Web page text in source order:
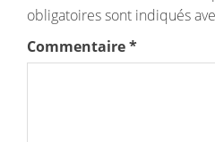
obligatoires sont indiqués
Commentaire*